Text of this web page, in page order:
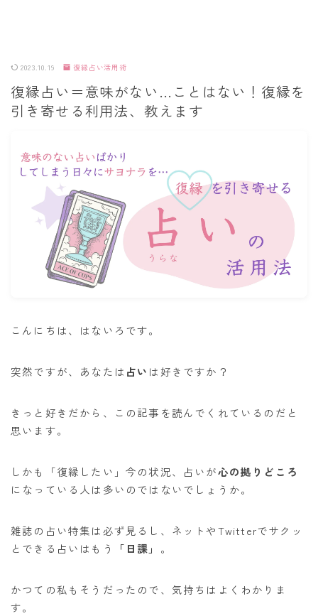
2023.10.19 復縁占い活用術
復縁占い＝意味がない…ことはない！復縁を
引き寄せる利用法、教えます
こんにちは、はないろです。
突然ですが、あなたは 占い は好きですか？
きっと好きだから、この記事を読んでくれているのだと
思います。
しかも「復縁したい」今の状況、占いが心の拠りどころ
になっている人は多いのではないでしょうか。
雑誌の占い特集は必ず見るし、ネットやTwitterでサクッ
とできる占いはもう
「日課」 。
かつての私もそうだったので、気持ちはよくわかりま
す。